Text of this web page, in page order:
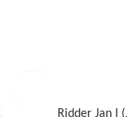
Ridder Jan I